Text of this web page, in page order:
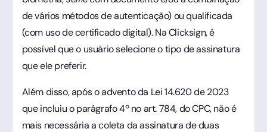
de vários métodos de autenticação) ou qualificada
(com uso de certificado digital). Na Clicksign, é
possível que o usuário selecione o tipo de assinatura
que ele preferir.
Além disso, após o advento da Lei 14.620 de 2023
que incluiu o parágrafo 4º no art. 784, do CPC, não é
mais necessária a coleta da assinatura de duas